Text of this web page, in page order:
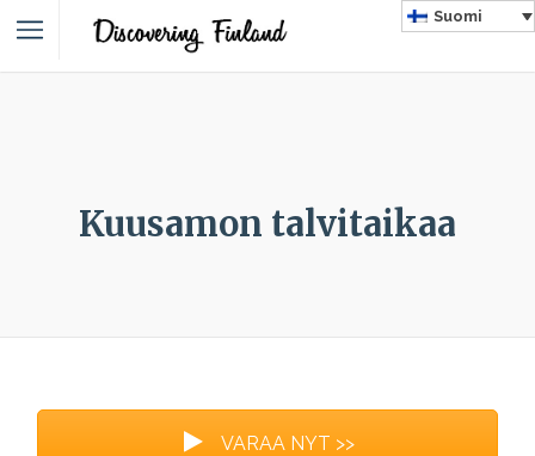
Suomi
Kuusamon talvitaikaa
VARAA NYT >>